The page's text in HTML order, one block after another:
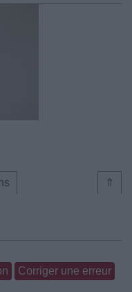
⇑
Corriger une erreur